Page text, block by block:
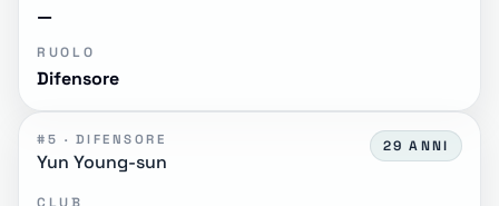
—
RUOLO
Difensore
#5 · DIFENSORE
Yun Young-sun
29 ANNI